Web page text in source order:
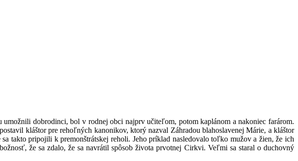
dobrodinci, bol v rodnej obci najprv učiteľom, potom kaplánom a nakoniec farárom.
kláštor pre rehoľných kanonikov, ktorý nazval Záhradou blahoslavenej Márie, a kláštor
takto pripojili k premonštrátskej reholi. Jeho príklad nasledovalo toľko mužov a žien, že ich
že sa zdalo, že sa navrátil spôsob života prvotnej Cirkvi. Veľmi sa staral o duchovný